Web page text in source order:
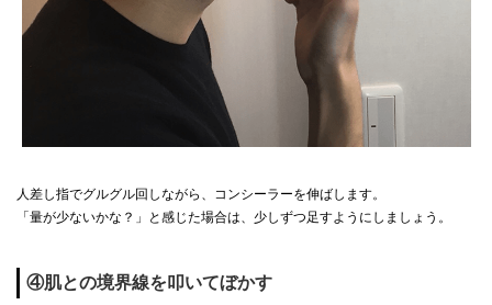
人差し指でグルグル回しながら、コンシーラーを伸ばします。
「量が少ないかな？」と感じた場合は、少しずつ足すようにしましょう。
④肌との境界線を叩いてぼかす